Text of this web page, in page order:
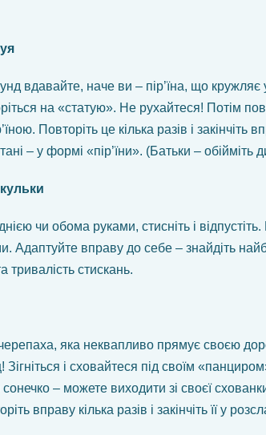
вдавайте, наче ви – пір’їна, що кружляє
на «статую». Не рухайтеся! Потім
Повторіть це кілька разів і закінчіть
– у формі «пір’їни». (Батьки – обійміть
чи обома руками, стисніть і
Адаптуйте вправу до себе – знайдіть
тривалість стискань.
яка неквапливо прямує своєю
і сховайтеся під своїм
– можете виходити зі своєї
вправу кілька разів і закінчіть її у